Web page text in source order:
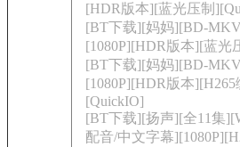
[HDR版本][蓝光压制
[BT下载][妈妈][BD-
[1080P][HDR版本][蓝光
[BT下载][妈妈][BD-
[1080P][HDR版本
[QuickIO]
[BT下载][扬声][全11集
配音/中文字幕